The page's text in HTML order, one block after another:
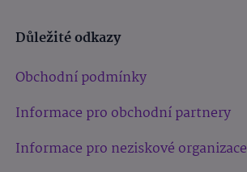
Důležité odkazy
Obchodní podmínky
Informace pro obchodní partnery
Informace pro neziskové organizace